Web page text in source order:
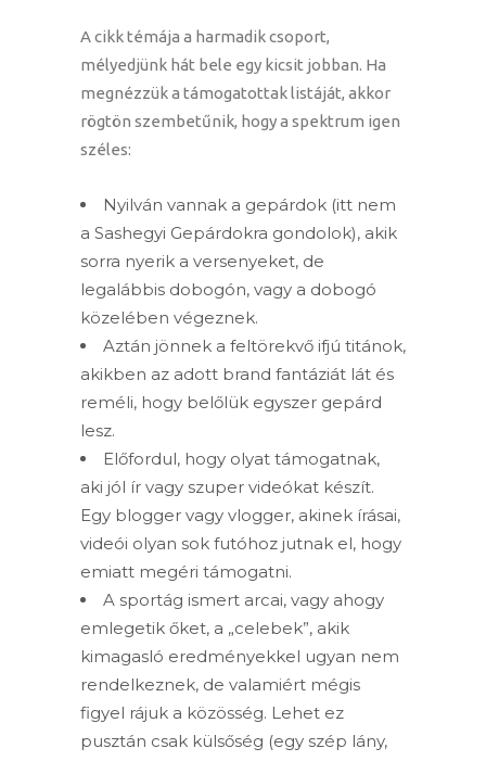
A cikk témája a harmadik csoport,
mélyedjünk hát bele egy kicsit jobban. Ha
megnézzük a támogatottak listáját, akkor
rögtön szembetűnik, hogy a spektrum igen
széles:
Nyilván vannak a gepárdok (itt nem
a Sashegyi Gepárdokra gondolok), akik
sorra nyerik a versenyeket, de
legalábbis dobogón, vagy a dobogó
közelében végeznek.
Aztán jönnek a feltörekvő ifjú titánok,
akikben az adott brand fantáziát lát és
reméli, hogy belőlük egyszer gepárd
lesz.
Előfordul, hogy olyat támogatnak,
aki jól ír vagy szuper videókat készít.
Egy blogger vagy vlogger, akinek írásai,
videói olyan sok futóhoz jutnak el, hogy
emiatt megéri támogatni.
A sportág ismert arcai, vagy ahogy
emlegetik őket, a „celebek”, akik
kimagasló eredményekkel ugyan nem
rendelkeznek, de valamiért mégis
figyel rájuk a közösség. Lehet ez
pusztán csak külsőség (egy szép lány,